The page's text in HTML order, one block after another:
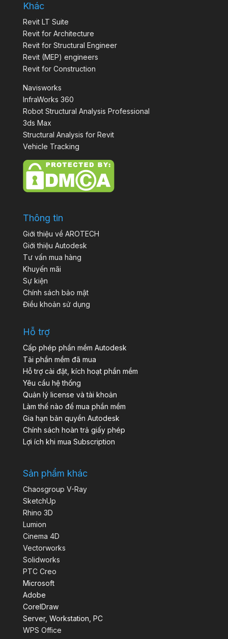
Khác
Revit LT Suite
Revit for Architecture
Revit for Structural Engineer
Revit (MEP) engineers
Revit for Construction
Navisworks
InfraWorks 360
Robot Structural Analysis Professional
3ds Max
Structural Analysis for Revit
Vehicle Tracking
Thông tin
Giới thiệu về AROTECH
Giới thiệu Autodesk
Tư vấn mua hàng
Khuyến mãi
Sự kiện
Chính sách bảo mật
Điều khoản sử dụng
Hỗ trợ
Cấp phép phần mềm Autodesk
Tải phần mềm đã mua
Hỗ trợ cài đặt, kích hoạt phần mềm
Yêu cầu hệ thống
Quản lý license và tài khoản
Làm thế nào để mua phần mềm
Gia hạn bản quyền Autodesk
Chính sách hoàn trả giấy phép
Lợi ích khi mua Subscription
Sản phẩm khác
Chaosgroup V-Ray
SketchUp
Rhino 3D
Lumion
Cinema 4D
Vectorworks
Solidworks
PTC Creo
Microsoft
Adobe
CorelDraw
Server, Workstation, PC
WPS Office